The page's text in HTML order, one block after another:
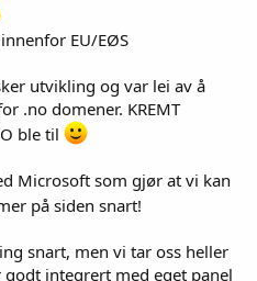
EU/EØS
utvikling og var lei av å
.no domener. KREMT
ble til
Microsoft som gjør at vi kan
på siden snart!
snart, men vi tar oss heller
integrert med eget panel